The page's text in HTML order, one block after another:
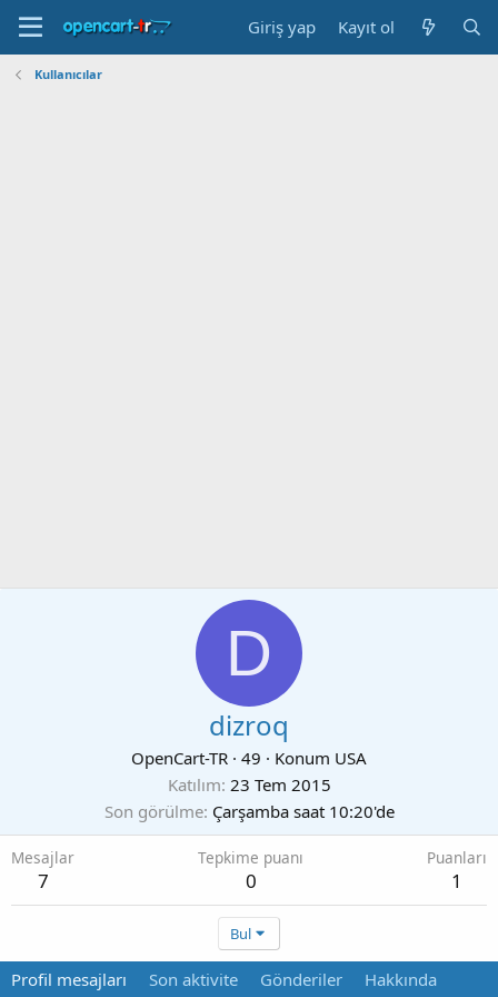
Giriş yap Kayıt ol
Kullanıcılar
D
dizroq
OpenCart-TR · 49 · Konum USA
Katılım 23 Tem 2015
Son görülme Çarşamba saat 10:20'de
Mesajlar
7
Tepkime puanı
0
Puanları
1
Bul
Profil mesajları Son aktivite Gönderiler Hakkında